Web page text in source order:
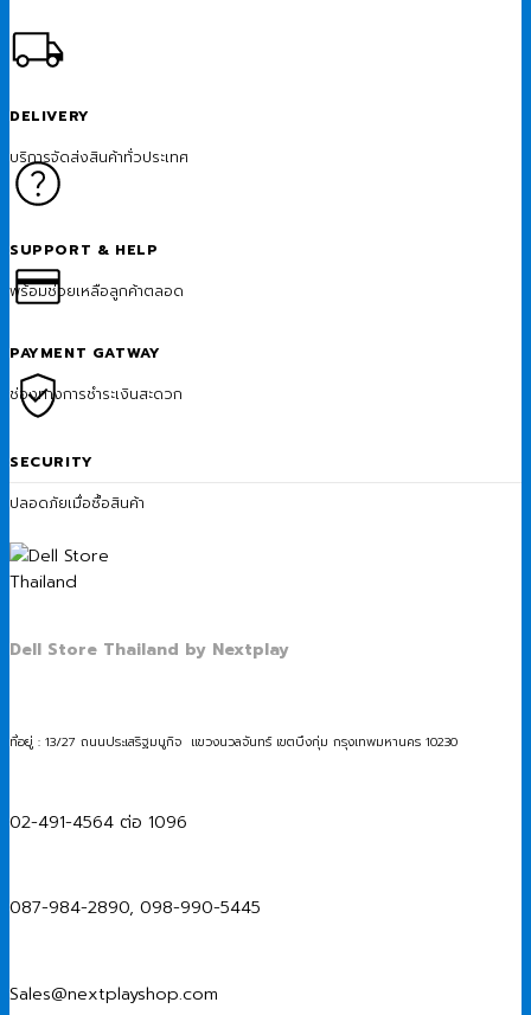
DELIVERY
บริการจัดส่งสินค้าทั่วประเทศ
SUPPORT & HELP
พร้อมช่วยเหลือลูกค้าตลอด
PAYMENT GATWAY
ช่องทางการชำระเงินสะดวก
SECURITY
ปลอดภัยเมื่อซื้อสินค้า
Dell Store Thailand by Nextplay
ที่อยู่ : 13/27 ถนนประเสริฐมนูกิจ แขวงนวลจันทร์ เขตบึงกุ่ม กรุงเทพมหานคร 10230
02-491-4564 ต่อ 1096
087-984-2890, 098-990-5445
Sales@nextplayshop.com